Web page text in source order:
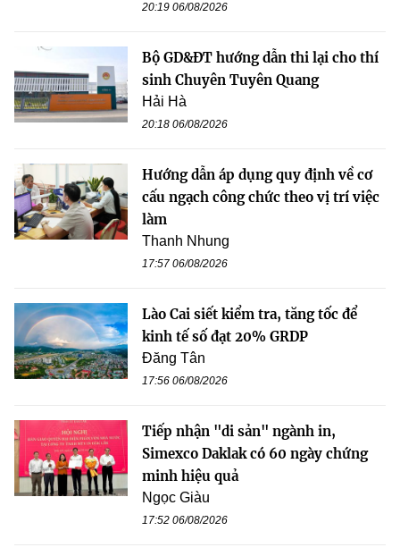
20:19 06/08/2026
Bộ GD&ĐT hướng dẫn thi lại cho thí
sinh Chuyên Tuyên Quang
Hải Hà
20:18 06/08/2026
Hướng dẫn áp dụng quy định về cơ
cấu ngạch công chức theo vị trí việc
làm
Thanh Nhung
17:57 06/08/2026
Lào Cai siết kiểm tra, tăng tốc để
kinh tế số đạt 20% GRDP
Đăng Tân
17:56 06/08/2026
Tiếp nhận "di sản" ngành in,
Simexco Daklak có 60 ngày chứng
minh hiệu quả
Ngọc Giàu
17:52 06/08/2026